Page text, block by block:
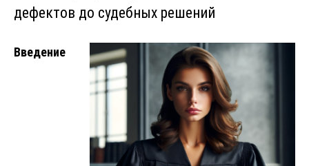
дефектов до судебных решений
Введение